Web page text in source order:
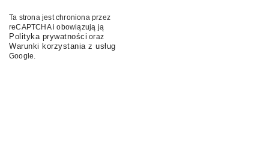
Ta strona jest chroniona przez
reCAPTCHA i obowiązują ją
Polityka prywatności oraz
Warunki korzystania z usług
Google.